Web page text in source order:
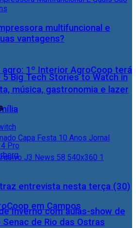
1º Interior AgroCoop terá
música, gastronomia e lazer
entrevista nesta terça (30)
em Campos
multifuncional e
vantagens?
Big Tech Stories to Watch in
Pro
Inverno com aulas-show de
de Rio das Ostras